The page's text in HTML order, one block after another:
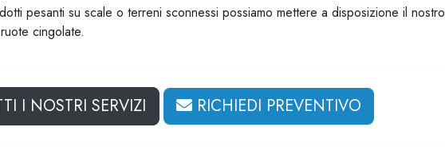
pesanti su scale o terreni sconnessi possiamo mettere a disposizione il nostro
cingolate.
I NOSTRI SERVIZI RICHIEDI PREVENTIVO